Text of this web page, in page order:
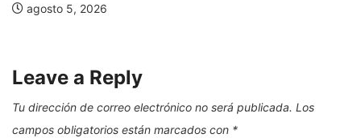
agosto 5, 2026
Leave a Reply
Tu dirección de correo electrónico no será publicada. Los
campos obligatorios están marcados con *